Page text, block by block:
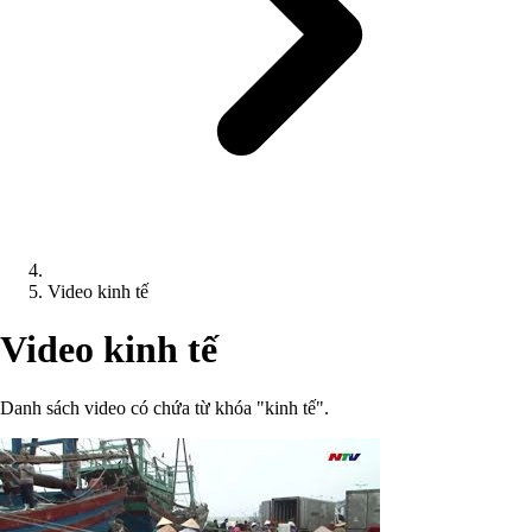
Video kinh tế
Video kinh tế
Danh sách video có chứa từ khóa "kinh tế".